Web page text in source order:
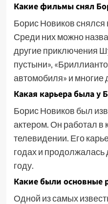
Какие фильмы снял
Борис Новиков
Среди них можно
другие приключения
пустыни»,
автомобиля» и многие
Какая карьера была у
Борис Новиков был
актером. Он работал в
телевидении. Его
годах и продолжалась
году.
Какие были основные
Одной из самых